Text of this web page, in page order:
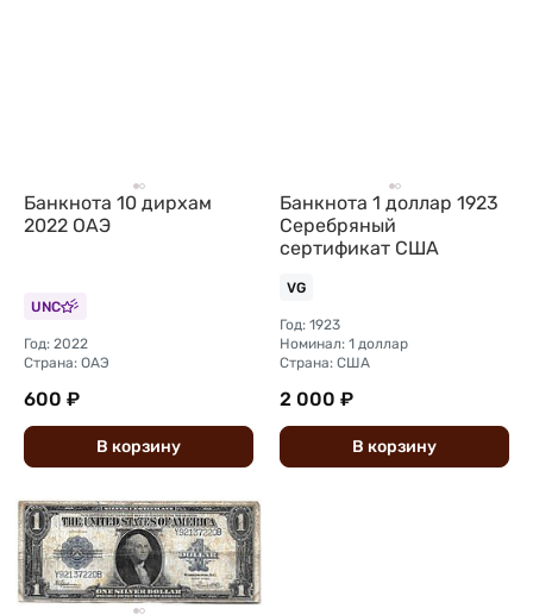
Банкнота 10 дирхам
2022 ОАЭ
UNC
Год: 2022
Страна: ОАЭ
600 ₽
В корзину
Банкнота 1 доллар 1923
Серебряный
сертификат США
VG
Год: 1923
Номинал: 1 доллар
Страна: США
2 000 ₽
В корзину